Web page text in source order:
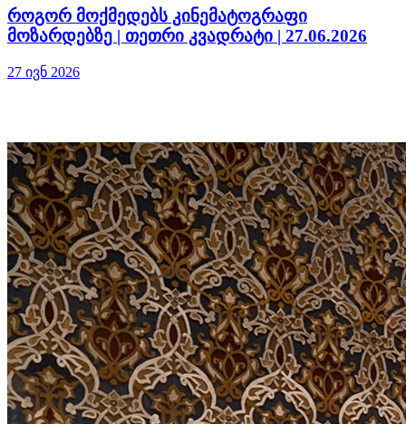
როგორ მოქმედებს კინემატოგრაფი
მოზარდებზე | თეთრი კვადრატი | 27.06.2026
27 ივნ 2026